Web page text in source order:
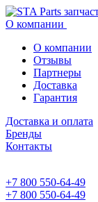
О компании
О компании
Отзывы
Партнеры
Доставка
Гарантия
Доставка и оплата
Бренды
Контакты
+7 800 550-64-49
+7 800 550-64-49